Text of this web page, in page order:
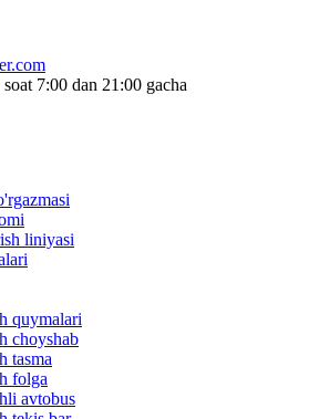
7:00 dan 21:00 gacha
liniyasi
quymalari
choyshab
tasma
folga
avtobus